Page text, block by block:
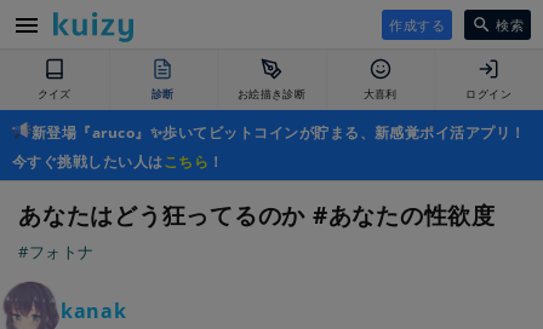
作成する 検索
クイズ 診断 お絵描き診断 大喜利 ログイン
新登場『aruco』✨歩いてビットコインが貯まる、新感覚ポイ活アプリ！
今すぐ挑戦したい人はこちら ！
あなたはどう狂ってるのか #あなたの性欲度
#フォトナ
kanak